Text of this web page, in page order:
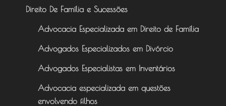
Direito De Família e Sucessões
Advocacia Especializada em Direito de Família
Advogados Especializados em Divórcio
Advogados Especialistas em Inventários
Advocacia especializada em questões
envolvendo filhos